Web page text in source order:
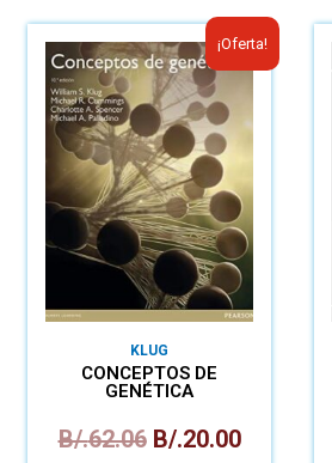
¡Oferta!
KLUG
CONCEPTOS DE
GENÉTICA
B/.62.06 B/.20.00